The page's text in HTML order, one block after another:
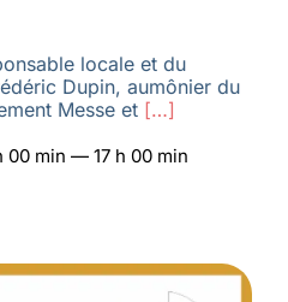
locale et du
Dupin, aumônier du
Messe et[…]
00 min — 17 h 00 min